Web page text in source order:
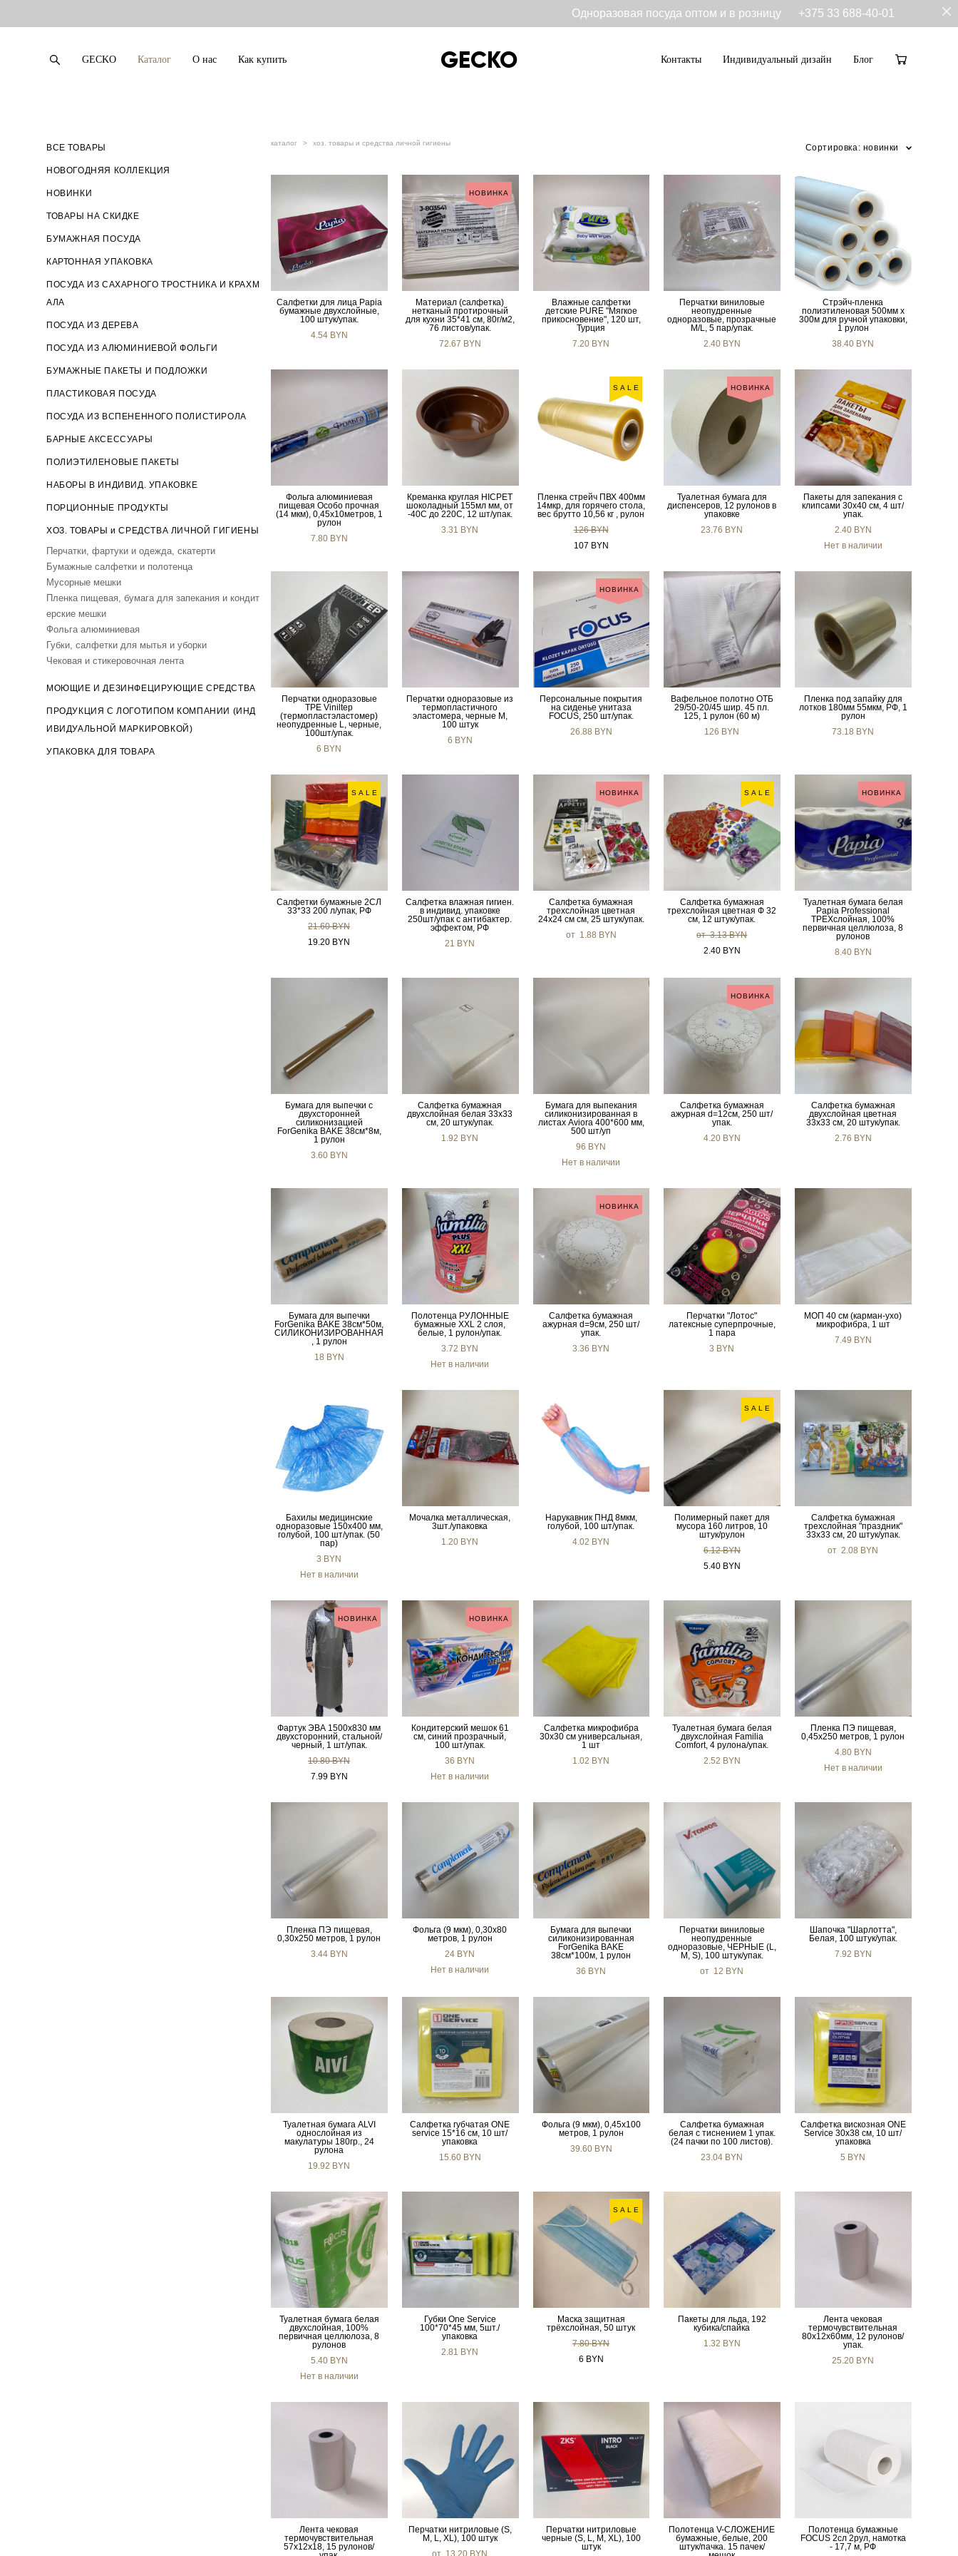
Одноразовая посуда оптом и в розницу +375 33 688-40-01
GECKO Каталог О нас Как купить GECKO Контакты Индивидуальный дизайн Блог
GECKO
ВСЕ ТОВАРЫ
НОВОГОДНЯЯ КОЛЛЕКЦИЯ
НОВИНКИ
ТОВАРЫ НА СКИДКЕ
БУМАЖНАЯ ПОСУДА
КАРТОННАЯ УПАКОВКА
ПОСУДА ИЗ САХАРНОГО ТРОСТНИКА И КРАХМ
АЛА
ПОСУДА ИЗ ДЕРЕВА
ПОСУДА ИЗ АЛЮМИНИЕВОЙ ФОЛЬГИ
БУМАЖНЫЕ ПАКЕТЫ И ПОДЛОЖКИ
ПЛАСТИКОВАЯ ПОСУДА
ПОСУДА ИЗ ВСПЕНЕННОГО ПОЛИСТИРОЛА
БАРНЫЕ АКСЕССУАРЫ
ПОЛИЭТИЛЕНОВЫЕ ПАКЕТЫ
НАБОРЫ В ИНДИВИД. УПАКОВКЕ
ПОРЦИОННЫЕ ПРОДУКТЫ
ХОЗ. ТОВАРЫ и СРЕДСТВА ЛИЧНОЙ ГИГИЕНЫ
Перчатки, фартуки и одежда, скатерти
Бумажные салфетки и полотенца
Мусорные мешки
Пленка пищевая, бумага для запекания и кондит
ерские мешки
Фольга алюминиевая
Губки, салфетки для мытья и уборки
Чековая и стикеровочная лента
МОЮЩИЕ И ДЕЗИНФЕЦИРУЮЩИЕ СРЕДСТВА
ПРОДУКЦИЯ С ЛОГОТИПОМ КОМПАНИИ (ИНД
ИВИДУАЛЬНОЙ МАРКИРОВКОЙ)
УПАКОВКА ДЛЯ ТОВАРА
каталог > хоз. товары и средства личной гигиены Сортировка: новинки
Салфетки для лица Papia
бумажные двухслойные,
100 штук/упак.
4.54 BYN
НОВИНКА
Материал (салфетка)
нетканый протирочный
для кухни 35*41 см, 80г/м2,
76 листов/упак.
72.67 BYN
Влажные салфетки
детские PURE "Мягкое
прикосновение", 120 шт,
Турция
7.20 BYN
Перчатки виниловые
неопудренные
одноразовые, прозрачные
M/L, 5 пар/упак.
2.40 BYN
Стрэйч-пленка
полиэтиленовая 500мм х
300м для ручной упаковки,
1 рулон
38.40 BYN
Фольга алюминиевая
пищевая Особо прочная
(14 мкм), 0,45х10метров, 1
рулон
7.80 BYN
Креманка круглая HIСРЕТ
шоколадный 155мл мм, от
-40С до 220С, 12 шт/упак.
3.31 BYN
SALE
Пленка стрейч ПВХ 400мм
14мкр, для горячего стола,
вес брутто 10,56 кг , рулон
126 BYN
107 BYN
НОВИНКА
Туалетная бумага для
диспенсеров, 12 рулонов в
упаковке
23.76 BYN
Пакеты для запекания с
клипсами 30х40 см, 4 шт/
упак.
2.40 BYN
Нет в наличии
Перчатки одноразовые
TPE Viniltep
(термопластэластомер)
неопудренные L, черные,
100шт/упак.
6 BYN
Перчатки одноразовые из
термопластичного
эластомера, черные М,
100 штук
6 BYN
НОВИНКА
Персональные покрытия
на сиденье унитаза
FOCUS, 250 шт/упак.
26.88 BYN
Вафельное полотно ОТБ
29/50-20/45 шир. 45 пл.
125, 1 рулон (60 м)
126 BYN
Пленка под запайку для
лотков 180мм 55мкм, РФ, 1
рулон
73.18 BYN
SALE
Салфетки бумажные 2СЛ
33*33 200 л/упак, РФ
21.60 BYN
19.20 BYN
Салфетка влажная гигиен.
в индивид. упаковке
250шт/упак с антибактер.
эффектом, РФ
21 BYN
НОВИНКА
Салфетка бумажная
трехслойная цветная
24х24 см см, 25 штук/упак.
от 1.88 BYN
SALE
Салфетка бумажная
трехслойная цветная Ф 32
см, 12 штук/упак.
от 3.13 BYN
2.40 BYN
НОВИНКА
Туалетная бумага белая
Papia Professional
ТРЕХслойная, 100%
первичная целлюлоза, 8
рулонов
8.40 BYN
Бумага для выпечки с
двухсторонней
силиконизацией
ForGenika BAKE 38см*8м,
1 рулон
3.60 BYN
Салфетка бумажная
двухслойная белая 33х33
см, 20 штук/упак.
1.92 BYN
Бумага для выпекания
силиконизированная в
листах Aviora 400*600 мм,
500 шт/уп
96 BYN
Нет в наличии
НОВИНКА
Салфетка бумажная
ажурная d=12см, 250 шт/
упак.
4.20 BYN
Салфетка бумажная
двухслойная цветная
33х33 см, 20 штук/упак.
2.76 BYN
Бумага для выпечки
ForGenika BAKE 38см*50м,
СИЛИКОНИЗИРОВАННАЯ
, 1 рулон
18 BYN
Полотенца РУЛОННЫЕ
бумажные XXL 2 слоя,
белые, 1 рулон/упак.
3.72 BYN
Нет в наличии
НОВИНКА
Салфетка бумажная
ажурная d=9см, 250 шт/
упак.
3.36 BYN
Перчатки "Лотос"
латексные суперпрочные,
1 пара
3 BYN
МОП 40 см (карман-ухо)
микрофибра, 1 шт
7.49 BYN
Бахилы медицинские
одноразовые 150х400 мм,
голубой, 100 шт/упак. (50
пар)
3 BYN
Нет в наличии
Мочалка металлическая,
3шт./упаковка
1.20 BYN
Нарукавник ПНД 8мкм,
голубой, 100 шт/упак.
4.02 BYN
SALE
Полимерный пакет для
мусора 160 литров, 10
штук/рулон
6.12 BYN
5.40 BYN
Салфетка бумажная
трехслойная "праздник"
33х33 см, 20 штук/упак.
от 2.08 BYN
НОВИНКА
Фартук ЭВА 1500х830 мм
двухсторонний, стальной/
черный, 1 шт/упак.
10.80 BYN
7.99 BYN
НОВИНКА
Кондитерский мешок 61
см, синий прозрачный,
100 шт/упак.
36 BYN
Нет в наличии
Салфетка микрофибра
30х30 см универсальная,
1 шт
1.02 BYN
Туалетная бумага белая
двухслойная Familia
Comfort, 4 рулона/упак.
2.52 BYN
Пленка ПЭ пищевая,
0,45х250 метров, 1 рулон
4.80 BYN
Нет в наличии
Пленка ПЭ пищевая,
0,30х250 метров, 1 рулон
3.44 BYN
Фольга (9 мкм), 0,30х80
метров, 1 рулон
24 BYN
Нет в наличии
Бумага для выпечки
силиконизированная
ForGenika BAKE
38см*100м, 1 рулон
36 BYN
Перчатки виниловые
неопудренные
одноразовые, ЧЕРНЫЕ (L,
M, S), 100 штук/упак.
от 12 BYN
Шапочка "Шарлотта",
Белая, 100 штук/упак.
7.92 BYN
Туалетная бумага ALVI
однослойная из
макулатуры 180гр., 24
рулона
19.92 BYN
Салфетка губчатая ONE
service 15*16 см, 10 шт/
упаковка
15.60 BYN
Фольга (9 мкм), 0,45х100
метров, 1 рулон
39.60 BYN
Салфетка бумажная
белая с тиснением 1 упак.
(24 пачки по 100 листов).
23.04 BYN
Салфетка вискозная ONE
Service 30х38 см, 10 шт/
упаковка
5 BYN
Туалетная бумага белая
двухслойная, 100%
первичная целлюлоза, 8
рулонов
5.40 BYN
Нет в наличии
Губки One Service
100*70*45 мм, 5шт./
упаковка
2.81 BYN
SALE
Маска защитная
трёхслойная, 50 штук
7.80 BYN
6 BYN
Пакеты для льда, 192
кубика/спайка
1.32 BYN
Лента чековая
термочувствительная
80х12х60мм, 12 рулонов/
упак.
25.20 BYN
Лента чековая
термочувствительная
57х12х18, 15 рулонов/
Перчатки нитриловые (S,
M, L, XL), 100 штук
от 13.20 BYN
Перчатки нитриловые
черные (S, L, M, XL), 100
штук
Полотенца V-СЛОЖЕНИЕ
бумажные, белые, 200
штук/пачка. 15 пачек/
Полотенца бумажные
FOCUS 2сл 2рул, намотка
- 17,7 м, РФ